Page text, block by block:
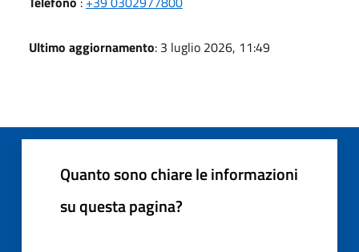
Ultimo aggiornamento: 3 luglio 2026, 11:49
Quanto sono chiare le informazioni
su questa pagina?